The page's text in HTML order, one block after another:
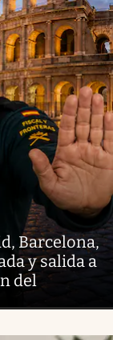
Barcelona,
y salida a
del